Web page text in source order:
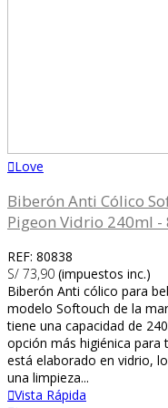
Love
Biberón Anti Cólico
Pigeon Vidrio 240ml -
REF: 80838
S/ 73,90 (impuestos inc.)
Biberón Anti cólico para
modelo Softouch de la
tiene una capacidad de
opción más higiénica para
está elaborado en vidrio,
una limpieza...
Vista Rápida